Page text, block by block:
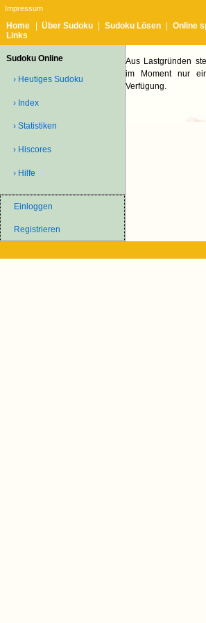
Impressum
Home Über Sudoku Sudoku Lösen Online
Links
Sudoku Online
› Heutiges Sudoku
› Index
› Statistiken
› Hiscores
› Hilfe
Einloggen
Registrieren
Aus Lastgründen
im Moment nur
Verfügung.